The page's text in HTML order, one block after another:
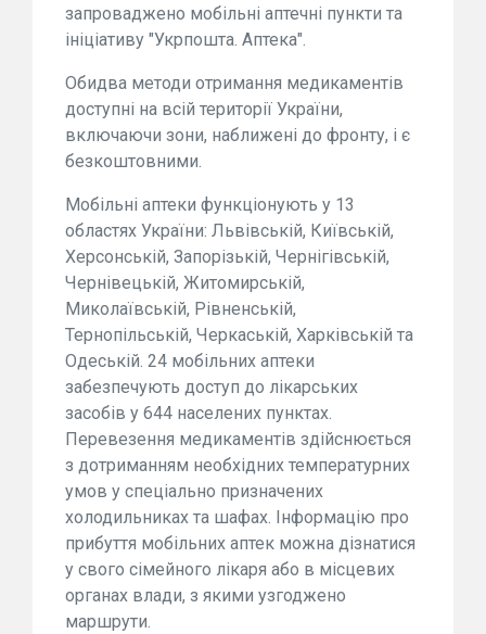
запроваджено мобільні аптечні пункти та
ініціативу "Укрпошта. Аптека".
Обидва методи отримання медикаментів
доступні на всій території України,
включаючи зони, наближені до фронту, і є
безкоштовними.
Мобільні аптеки функціонують у 13
областях України: Львівській, Київській,
Херсонській, Запорізькій, Чернігівській,
Чернівецькій, Житомирській,
Миколаївській, Рівненській,
Тернопільській, Черкаській, Харківській та
Одеській. 24 мобільних аптеки
забезпечують доступ до лікарських
засобів у 644 населених пунктах.
Перевезення медикаментів здійснюється
з дотриманням необхідних температурних
умов у спеціально призначених
холодильниках та шафах. Інформацію про
прибуття мобільних аптек можна дізнатися
у свого сімейного лікаря або в місцевих
органах влади, з якими узгоджено
маршрути.